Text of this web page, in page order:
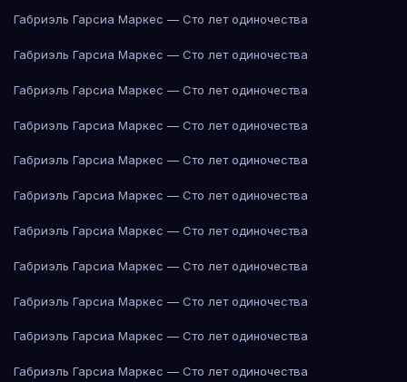
Габриэль Гарсиа Маркес — Сто лет одиночества
Габриэль Гарсиа Маркес — Сто лет одиночества
Габриэль Гарсиа Маркес — Сто лет одиночества
Габриэль Гарсиа Маркес — Сто лет одиночества
Габриэль Гарсиа Маркес — Сто лет одиночества
Габриэль Гарсиа Маркес — Сто лет одиночества
Габриэль Гарсиа Маркес — Сто лет одиночества
Габриэль Гарсиа Маркес — Сто лет одиночества
Габриэль Гарсиа Маркес — Сто лет одиночества
Габриэль Гарсиа Маркес — Сто лет одиночества
Габриэль Гарсиа Маркес — Сто лет одиночества